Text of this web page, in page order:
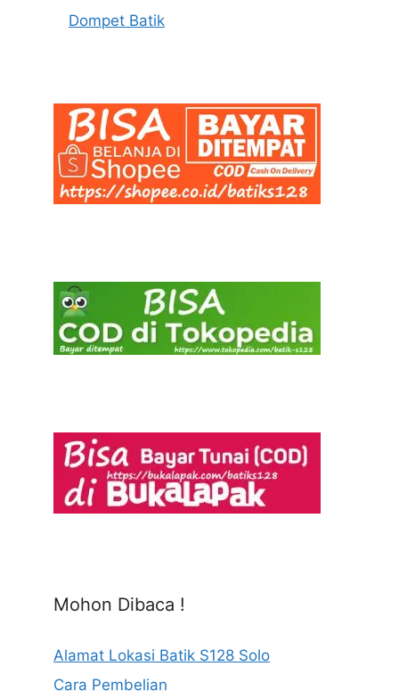
Dompet Batik
Mohon Dibaca !
Alamat Lokasi Batik S128 Solo
Cara Pembelian